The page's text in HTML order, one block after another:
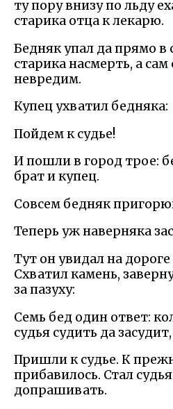
ту пору внизу по льду
старика отца к лекарю.
Бедняк упал да прямо в
старика насмерть, а
невредим.
Купец ухватил бедняка:
Пойдем к судье!
И пошли в город трое:
брат и купец.
Совсем бедняк
Теперь уж наверняка
Тут он увидал на
Схватил камень,
за пазуху:
Семь бед один ответ:
судья судить да
Пришли к судье. К
прибавилось. Стал
допрашивать.